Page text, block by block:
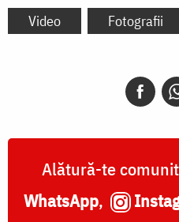
Video Fotografii
Alătură-te
WhatsApp,